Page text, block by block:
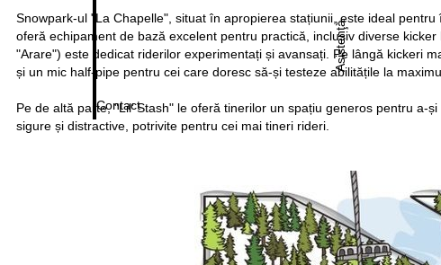
Contact
Asistenţă
Snowpark-ul "La Chapelle", situat în apropierea stațiunii, este ideal
oferă echipament de bază excelent pentru practică, inclusiv diverse
"Arare") este dedicat riderilor experimentați și avansați. Pe lângă kickeri
și un mic half-pipe pentru cei care doresc să-și testeze abilitățile la
Pe de altă parte, "Lil’ Stash" le oferă tinerilor un spațiu generos pentru
sigure și distractive, potrivite pentru cei mai tineri rideri.